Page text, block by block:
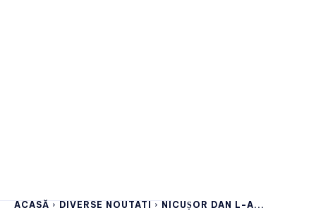
ACASĂ DIVERSE NOUTATI NICUȘOR DAN L-A...